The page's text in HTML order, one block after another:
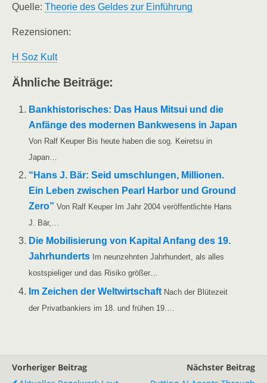
Quel­le: Theo­rie des Gel­des zur Einführung
Rezen­sio­nen:
H Soz Kult
Ähn­li­che Beiträge:
Bank­his­to­ri­sches: Das Haus Mit­sui und die
Anfän­ge des moder­nen Bank­we­sens in Japan
Von Ralf Keu­per Bis heu­te haben die sog. Kei­retsu in
Japan…
“Hans J. Bär: Seid umschlun­gen, Mil­lio­nen.
Ein Leben zwi­schen Pearl Har­bor und Ground
Zero” Von Ralf Keu­per Im Jahr 2004 ver­öf­fent­lich­te Hans
J. Bär,…
Die Mobi­li­sie­rung von Kapi­tal Anfang des 19.
Jahr­hun­derts Im neun­zehn­ten Jahr­hun­dert, als alles
kost­spie­li­ger und das Risi­ko größer…
Im Zei­chen der Welt­wirt­schaft Nach der Blü­te­zeit
der Pri­vat­ban­kiers im 18. und frü­hen 19.…
Vorheriger Beitrag
Nächster Beitrag